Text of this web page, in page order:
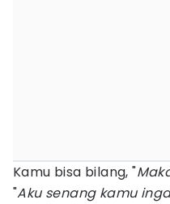
Kamu bisa bilang, "
"Aku senang kamu